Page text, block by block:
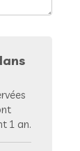
1 an.